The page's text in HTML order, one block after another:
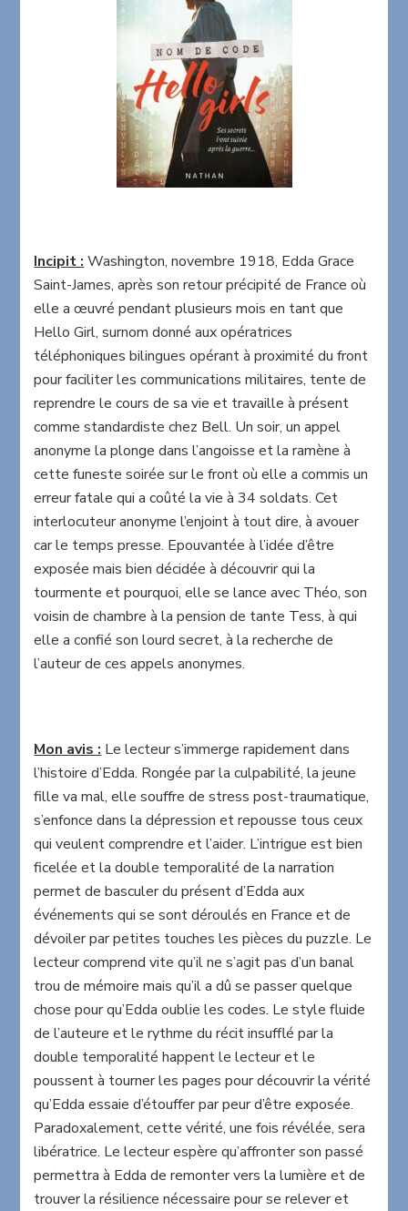
Incipit : Washington, novembre 1918, Edda Grace
Saint-James, après son retour précipité de France où
elle a œuvré pendant plusieurs mois en tant que
Hello Girl, surnom donné aux opératrices
téléphoniques bilingues opérant à proximité du front
pour faciliter les communications militaires, tente de
reprendre le cours de sa vie et travaille à présent
comme standardiste chez Bell. Un soir, un appel
anonyme la plonge dans l’angoisse et la ramène à
cette funeste soirée sur le front où elle a commis un
erreur fatale qui a coûté la vie à 34 soldats. Cet
interlocuteur anonyme l’enjoint à tout dire, à avouer
car le temps presse. Epouvantée à l’idée d’être
exposée mais bien décidée à découvrir qui la
tourmente et pourquoi, elle se lance avec Théo, son
voisin de chambre à la pension de tante Tess, à qui
elle a confié son lourd secret, à la recherche de
l’auteur de ces appels anonymes.
Mon avis : Le lecteur s’immerge rapidement dans
l’histoire d’Edda. Rongée par la culpabilité, la jeune
fille va mal, elle souffre de stress post-traumatique,
s’enfonce dans la dépression et repousse tous ceux
qui veulent comprendre et l’aider. L’intrigue est bien
ficelée et la double temporalité de la narration
permet de basculer du présent d’Edda aux
événements qui se sont déroulés en France et de
dévoiler par petites touches les pièces du puzzle. Le
lecteur comprend vite qu’il ne s’agit pas d’un banal
trou de mémoire mais qu’il a dû se passer quelque
chose pour qu’Edda oublie les codes. Le style fluide
de l’auteure et le rythme du récit insufflé par la
double temporalité happent le lecteur et le
poussent à tourner les pages pour découvrir la vérité
qu’Edda essaie d’étouffer par peur d’être exposée.
Paradoxalement, cette vérité, une fois révélée, sera
libératrice. Le lecteur espère qu’affronter son passé
permettra à Edda de remonter vers la lumière et de
trouver la résilience nécessaire pour se relever et